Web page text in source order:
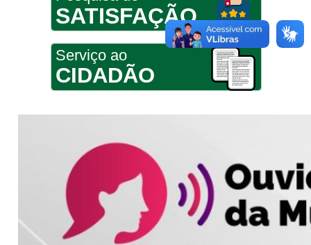
SATISFAÇÃO
Serviço ao
CIDADÃO